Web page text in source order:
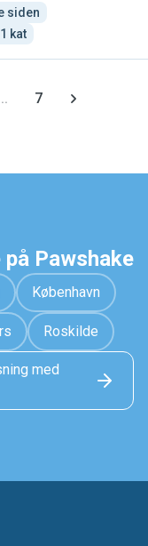
siden
kat
7
Pawshake
København
Roskilde
med